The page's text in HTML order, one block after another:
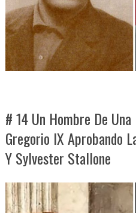
# 14 Un Hombre De
Gregorio IX Aprobando
Y Sylvester Stallone